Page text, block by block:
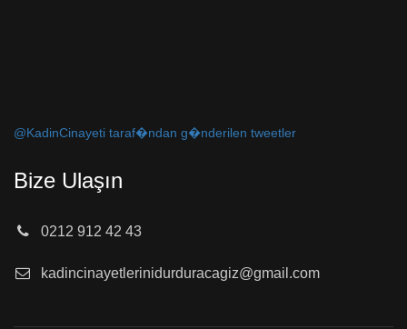
@KadinCinayeti taraf�ndan g�nderilen tweetler
Bize Ulaşın
0212 912 42 43
kadincinayetlerinidurduracagiz@gmail.com